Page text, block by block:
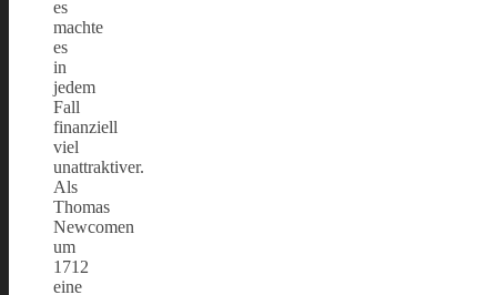
es
machte
es
in
jedem
Fall
finanziell
viel
unattraktiver.
Als
Thomas
Newcomen
um
1712
eine